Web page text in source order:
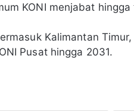
KONI menjabat
Kalimantan
Pusat hingga 2031.